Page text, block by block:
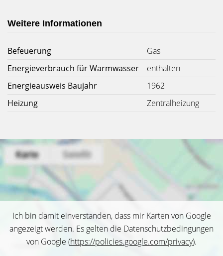
Weitere Informationen
Befeuerung
Gas
Energieverbrauch für Warmwasser
enthalten
Energieausweis Baujahr
1962
Heizung
Zentralheizung
Ich bin damit einverstanden, dass mir Karten von Google
angezeigt werden. Es gelten die Datenschutzbedingungen
von Google (https://policies.google.com/privacy).